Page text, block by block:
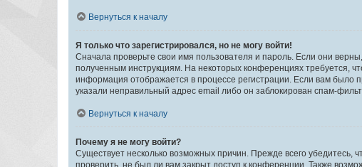
Вернуться к началу
Я только что зарегистрировался, но не могу войти!
Сначала проверьте свои имя пользователя и пароль. Если они
полученным инструкциям. На некоторых конференциях требуется,
информация отображается в процессе регистрации. Если вам было
указали неправильный адрес email либо он заблокирован спам-
Вернуться к началу
Почему я не могу войти?
Существует несколько возможных причин. Прежде всего
проверить, не был ли вам закрыт доступ к конференции. Также